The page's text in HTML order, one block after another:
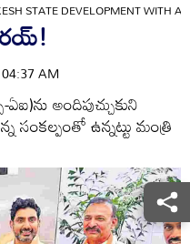
STATE DEVELOPMENT WITH AI!
AM
అందిపుచ్చుకుని
సంకల్పంతో ఉన్నట్టు మంత్రి